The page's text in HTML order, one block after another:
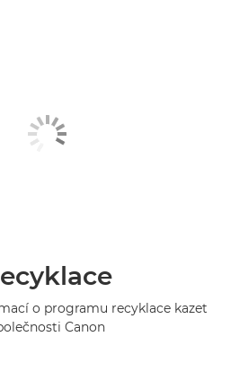
o programu recyklace kazet
Canon